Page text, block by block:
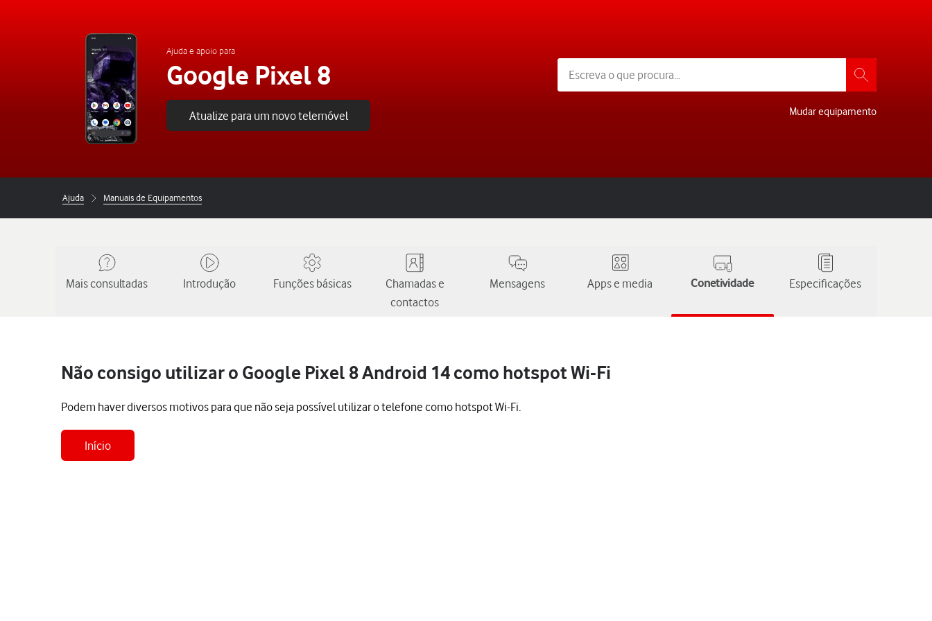
Ajuda e apoio para
Google Pixel 8
Atualize para um novo telemóvel Mudar equipamento
Ajuda Manuais de Equipamentos
Mais consultadas Introdução Funções básicas
Chamadas e
contactos
Mensagens Apps e media Conetividade Especificações
Não consigo utilizar o Google Pixel 8 Android 14 como hotspot Wi-Fi
Podem haver diversos motivos para que não seja possível utilizar o telefone como hotspot Wi-Fi.
Início